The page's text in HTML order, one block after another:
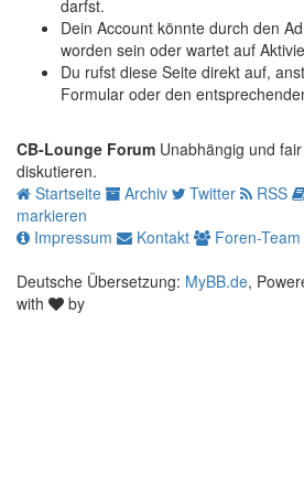
Formular oder den
CB-Lounge Forum Unabhängig und
diskutieren.
markieren
Impressum
Kontakt
Foren-Team
Deutsche Übersetzung: MyBB.de,
with
by Tektove